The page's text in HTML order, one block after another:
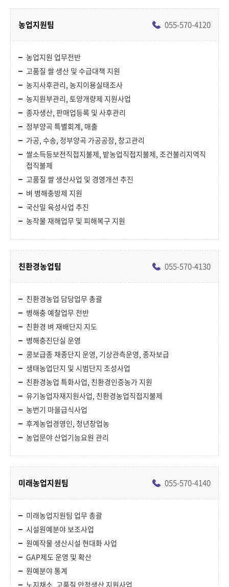
농업지원팀 055-570-4120
농업지원 업무전반
고품질 쌀 생산 및 수급대책 지원
농지사후관리, 농지이용실태조사
농지원부관리, 토양개량제 지원사업
종자생산, 판매업등록 및 사후관리
정부양곡 특별회계, 매출
가공, 수송, 정부양곡 가공공장, 창고관리
쌀소득등보전직접지불제, 밭농업직접지불제, 조건불리지역직
접직불제
고품질 쌀 생산사업 및 경영개선 추진
벼 병해충방제 지원
국산밀 육성사업 추진
농작물 재해업무 및 피해복구 지원
친환경농업팀 055-570-4130
친환경농업 담당업무 총괄
병해충 예찰업무 전반
친환경 벼 재배단지 지도
병해충진단실 운영
콩보급종 채종단지 운영, 기상관측운영, 종자보급
생태농업단지 및 시범단지 조성사업
친환경농업 특화사업, 친환경인증농가 지원
유기농업자재지원사업, 친환경농업직접지불제
농번기 마을급식사업
후계농업경영인, 청년창업농
농업문야 산업기능요원 관리
미래농업지원팀 055-570-4140
미래농업지원팀 업무 총괄
시설원예분야 보조사업
원예작물 생산시설 현대화 사업
GAP제도 운영 및 확산
원예분야 통계
노지채소, 고품질 안정생산 지원사업